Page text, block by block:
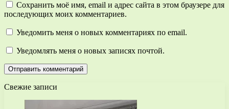
Сохранить моё имя, email и адрес сайта в этом браузере для
последующих моих комментариев.
Уведомить меня о новых комментариях по email.
Уведомлять меня о новых записях почтой.
Свежие записи